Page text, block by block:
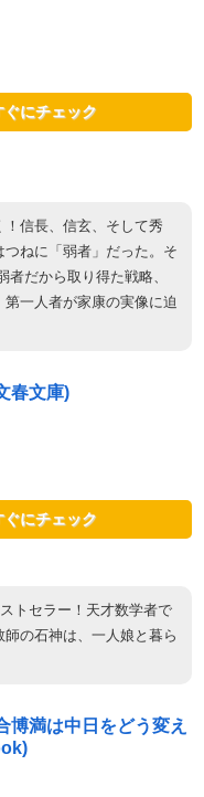
ぐにチェック
信長、信玄、そして秀
ねに「弱者」だった。そ
だから取り得た戦略、
一人者が家康の実像に迫
春文庫)
ぐにチェック
トセラー！天才数学者で
の石神は、一人娘と暮ら
博満は中日をどう変え